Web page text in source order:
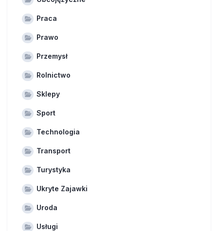
Praca
Prawo
Przemysł
Rolnictwo
Sklepy
Sport
Technologia
Transport
Turystyka
Ukryte Zajawki
Uroda
Usługi